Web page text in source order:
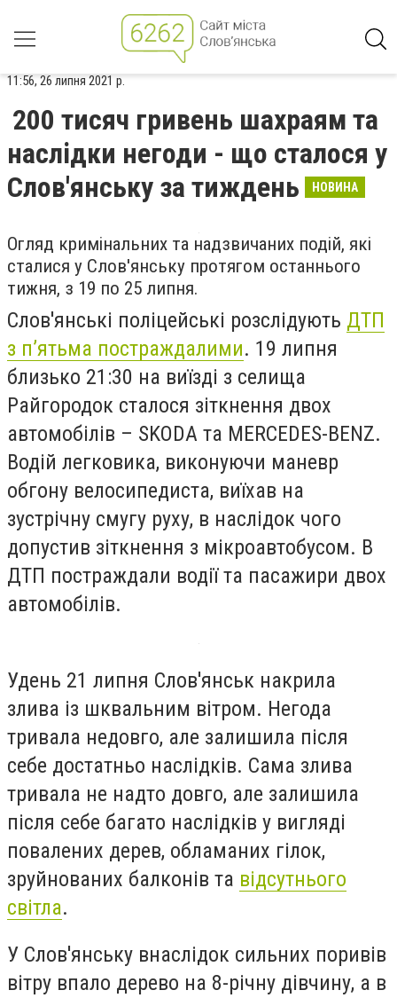
11:56, 26 липня 2021 р.
200 тисяч гривень шахраям та
наслідки негоди - що сталося у
Слов'янську за тиждень
НОВИНА
Огляд кримінальних та надзвичаних подій, які
сталися у Слов'янську протягом останнього
тижня, з 19 по 25 липня.
Слов'янські поліцейські розслідують ДТП
з п’ятьма постраждалими. 19 липня
близько 21:30 на виїзді з селища
Райгородок сталося зіткнення двох
автомобілів – SKODA та MERCEDES-BENZ.
Водій легковика, виконуючи маневр
обгону велосипедиста, виїхав на
зустрічну смугу руху, в наслідок чого
допустив зіткнення з мікроавтобусом. В
ДТП постраждали водії та пасажири двох
автомобілів.
Удень 21 липня Слов'янськ накрила
злива із шквальним вітром. Негода
тривала недовго, але залишила після
себе достатньо наслідків. Сама злива
тривала не надто довго, але залишила
після себе багато наслідків у вигляді
повалених дерев, обламаних гілок,
зруйнованих балконів та відсутнього
світла.
У Слов'янську внаслідок сильних поривів
вітру впало дерево на 8-річну дівчину, а в